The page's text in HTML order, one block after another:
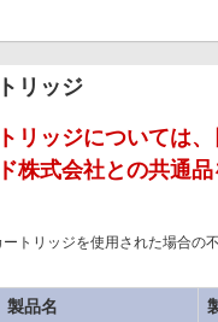
リッジ
リッジについては
株式会社との共通
トリッジを使用された場合の
製品名